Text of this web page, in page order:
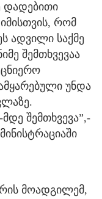
დადებითი
იმისთვის, რომ
ადვილი საქმე
შემთხვევაა
უნდა
შემთხვევა”,-
მოადგილემ,